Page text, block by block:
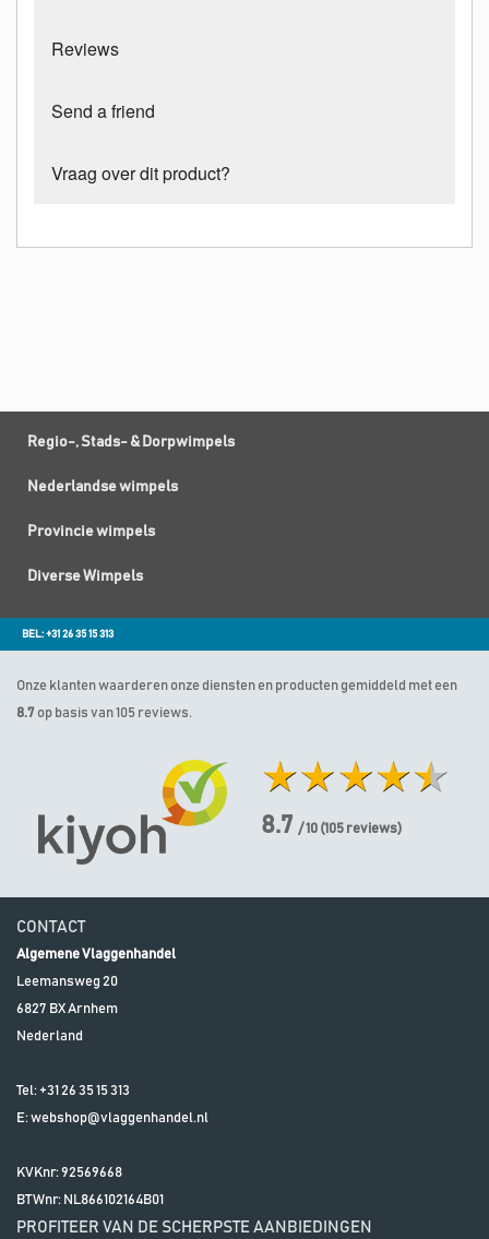
Reviews
Send a friend
Vraag over dit product?
Regio-, Stads- & Dorpwimpels
Nederlandse wimpels
Provincie wimpels
Diverse Wimpels
BEL: +31 26 35 15 313
Onze klanten waarderen onze diensten en producten gemiddeld met een
8.7 op basis van 105 reviews.
8.7 / 10 (105 reviews)
CONTACT
Algemene Vlaggenhandel
Leemansweg 20
6827 BXArnhem
Nederland
Tel: +31 26 35 15 313
E:webshop@vlaggenhandel.nl
KVKnr: 92569668
BTWnr: NL866102164B01
PROFITEER VAN DE SCHERPSTE AANBIEDINGEN